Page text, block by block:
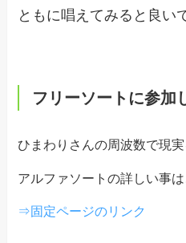
ともに唱えてみると良い
フリーソートに参加
ひまわりさんの周波数で現実
アルファソートの詳しい事
⇒固定ページのリンク